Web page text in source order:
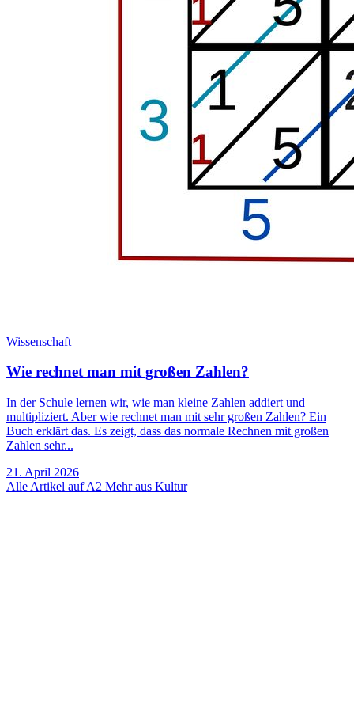
Wissenschaft
Wie rechnet man mit großen Zahlen?
In der Schule lernen wir, wie man kleine Zahlen addiert und
multipliziert. Aber wie rechnet man mit sehr großen Zahlen? Ein
Buch erklärt das. Es zeigt, dass das normale Rechnen mit großen
Zahlen sehr...
21. April 2026
Alle Artikel auf A2 Mehr aus Kultur